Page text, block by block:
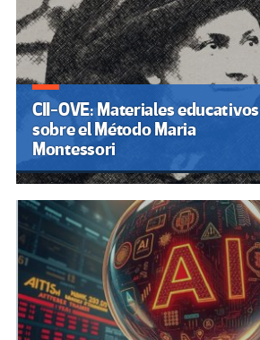
CII-OVE: Materiales educativos
sobre el Método Maria
Montessori